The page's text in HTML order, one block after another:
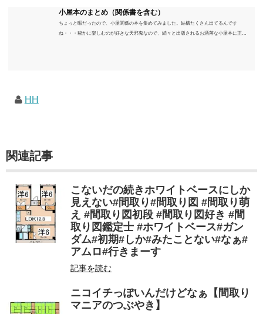
小屋本のまとめ（関係書を含む）
ちょっと暇だったので、小屋関係の本を集めてみました。結構たくさん出てるんです
ね・・・秘かに楽しむのが好きな天邪鬼なので、続々と出版されるお洒落な小屋本に正直
HH
関連記事
こないだの続きホワイトベースにしか
見えない#間取り#間取り図 #間取り萌
え #間取り図初段 #間取り図好き #間
取り図鑑定士 #ホワイトベース#ガン
ダム#初期#しか#みたことない#なぁ#
アムロ#行きまーす
記事を読む
ニコイチっぽいんだけどなぁ【間取り
マニアのつぶやき】